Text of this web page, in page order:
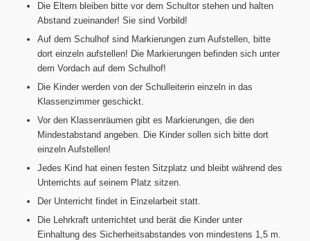
Die Eltern bleiben bitte vor dem Schultor stehen und halten
Abstand zueinander! Sie sind Vorbild!
Auf dem Schulhof sind Markierungen zum Aufstellen, bitte
dort einzeln aufstellen! Die Markierungen befinden sich unter
dem Vordach auf dem Schulhof!
Die Kinder werden von der Schulleiterin einzeln in das
Klassenzimmer geschickt.
Vor den Klassenräumen gibt es Markierungen, die den
Mindestabstand angeben. Die Kinder sollen sich bitte dort
einzeln Aufstellen!
Jedes Kind hat einen festen Sitzplatz und bleibt während des
Unterrichts auf seinem Platz sitzen.
Der Unterricht findet in Einzelarbeit statt.
Die Lehrkraft unterrichtet und berät die Kinder unter
Einhaltung des Sicherheitsabstandes von mindestens 1,5 m.